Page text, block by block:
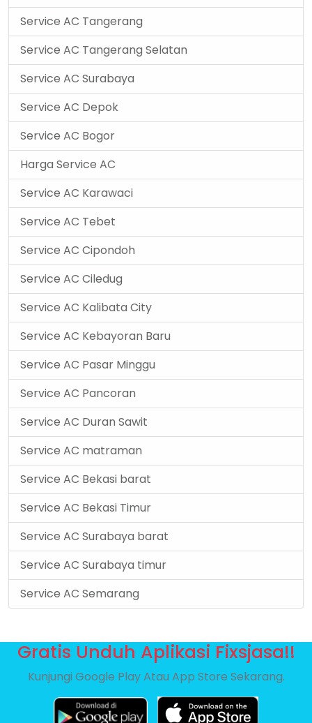
Service AC Tangerang
Service AC Tangerang Selatan
Service AC Surabaya
Service AC Depok
Service AC Bogor
Harga Service AC
Service AC Karawaci
Service AC Tebet
Service AC Cipondoh
Service AC Ciledug
Service AC Kalibata City
Service AC Kebayoran Baru
Service AC Pasar Minggu
Service AC Pancoran
Service AC Duran Sawit
Service AC matraman
Service AC Bekasi barat
Service AC Bekasi Timur
Service AC Surabaya barat
Service AC Surabaya timur
Service AC Semarang
Gratis Unduh Aplikasi Fixsjasa!!
Kunjungi Google Play Atau App Store Sekarang.